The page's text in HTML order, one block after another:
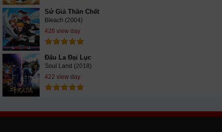
Sứ Giả Thần Chết
Bleach (2004)
428 view day
Đấu La Đại Lục
Soul Land (2018)
422 view day